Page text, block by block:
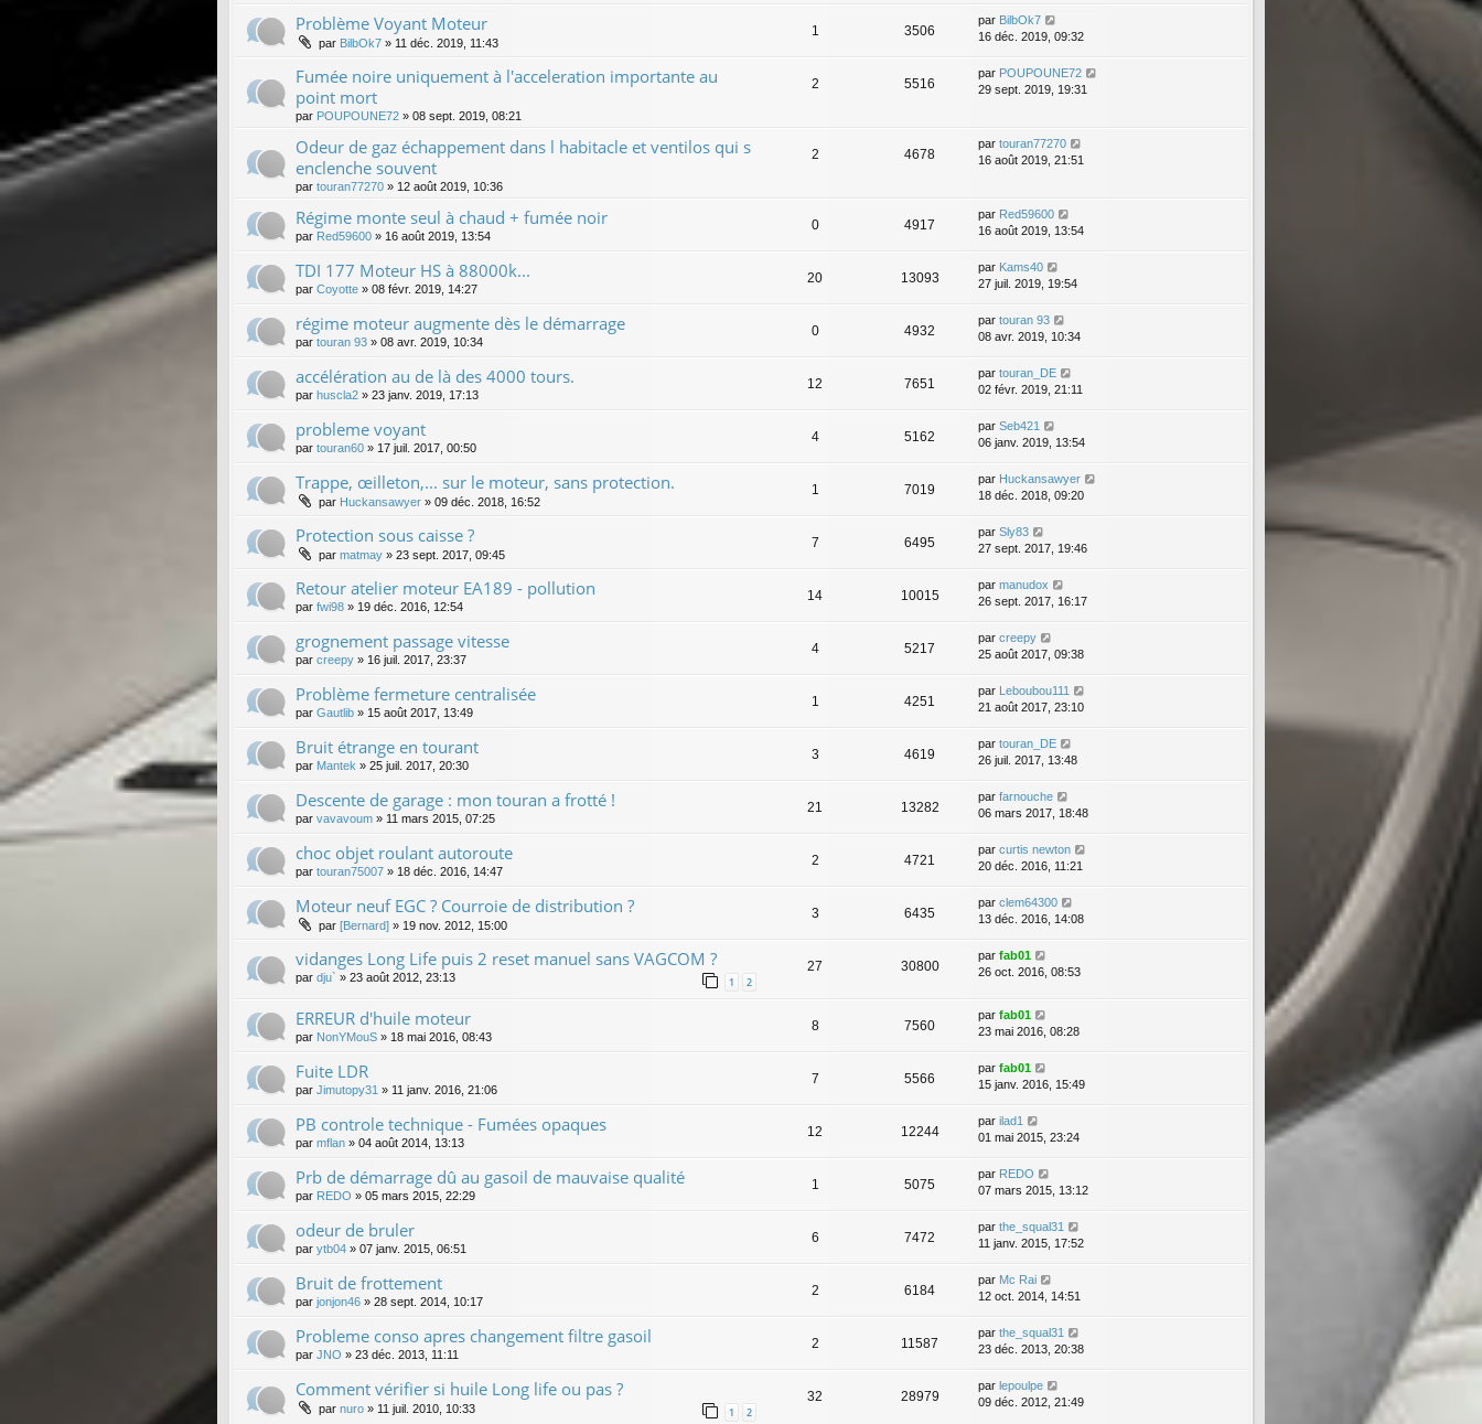
Problème Voyant Moteur
par BilbOk7 » 11 déc. 2019, 11:43
1 3506
par BilbOk7
16 déc. 2019, 09:32
Fumée noire uniquement à l'acceleration importante au
point mort
par POUPOUNE72 » 08 sept. 2019, 08:21
2 5516
par POUPOUNE72
29 sept. 2019, 19:31
Odeur de gaz échappement dans l habitacle et ventilos qui s
enclenche souvent
par touran77270 » 12 août 2019, 10:36
2 4678
par touran77270
16 août 2019, 21:51
Régime monte seul à chaud + fumée noir
par Red59600 » 16 août 2019, 13:54
0 4917
par Red59600
16 août 2019, 13:54
TDI 177 Moteur HS à 88000k...
par Coyotte » 08 févr. 2019, 14:27
20 13093
par Kams40
27 juil. 2019, 19:54
régime moteur augmente dès le démarrage
par touran 93 » 08 avr. 2019, 10:34
0 4932
par touran 93
08 avr. 2019, 10:34
accélération au de là des 4000 tours.
par huscla2 » 23 janv. 2019, 17:13
12 7651
par touran_DE
02 févr. 2019, 21:11
probleme voyant
par touran60 » 17 juil. 2017, 00:50
4 5162
par Seb421
06 janv. 2019, 13:54
Trappe, œilleton,... sur le moteur, sans protection.
par Huckansawyer » 09 déc. 2018, 16:52
1 7019
par Huckansawyer
18 déc. 2018, 09:20
Protection sous caisse ?
par matmay » 23 sept. 2017, 09:45
7 6495
par Sly83
27 sept. 2017, 19:46
Retour atelier moteur EA189 - pollution
par fwi98 » 19 déc. 2016, 12:54
14 10015
par manudox
26 sept. 2017, 16:17
grognement passage vitesse
par creepy » 16 juil. 2017, 23:37
4 5217
par creepy
25 août 2017, 09:38
Problème fermeture centralisée
par Gautlib » 15 août 2017, 13:49
1 4251
par Leboubou111
21 août 2017, 23:10
Bruit étrange en tourant
par Mantek » 25 juil. 2017, 20:30
3 4619
par touran_DE
26 juil. 2017, 13:48
Descente de garage : mon touran a frotté !
par vavavoum » 11 mars 2015, 07:25
21 13282
par farnouche
06 mars 2017, 18:48
choc objet roulant autoroute
par touran75007 » 18 déc. 2016, 14:47
2 4721
par curtis newton
20 déc. 2016, 11:21
Moteur neuf EGC ? Courroie de distribution ?
par [Bernard] » 19 nov. 2012, 15:00
3 6435
par clem64300
13 déc. 2016, 14:08
vidanges Long Life puis 2 reset manuel sans VAGCOM ?
par dju` » 23 août 2012, 23:13 1 2
27 30800
par fab01
26 oct. 2016, 08:53
ERREUR d'huile moteur
par NonYMouS » 18 mai 2016, 08:43
8 7560
par fab01
23 mai 2016, 08:28
Fuite LDR
par Jimutopy31 » 11 janv. 2016, 21:06
7 5566
par fab01
15 janv. 2016, 15:49
PB controle technique - Fumées opaques
par mflan » 04 août 2014, 13:13
12 12244
par ilad1
01 mai 2015, 23:24
Prb de démarrage dû au gasoil de mauvaise qualité
par REDO » 05 mars 2015, 22:29
1 5075
par REDO
07 mars 2015, 13:12
odeur de bruler
par ytb04 » 07 janv. 2015, 06:51
6 7472
par the_squal31
11 janv. 2015, 17:52
Bruit de frottement
par jonjon46 » 28 sept. 2014, 10:17
2 6184
par Mc Rai
12 oct. 2014, 14:51
Probleme conso apres changement filtre gasoil
par JNO » 23 déc. 2013, 11:11
2 11587
par the_squal31
23 déc. 2013, 20:38
Comment vérifier si huile Long life ou pas ?
par nuro » 11 juil. 2010, 10:33 1 2
32 28979
par lepoulpe
09 déc. 2012, 21:49